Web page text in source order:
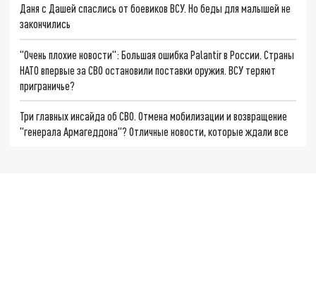
Даня с Дашей спаслись от боевиков ВСУ. Но беды для малышей не
закончились
"Очень плохие новости": Большая ошибка Palantir в России. Страны
НАТО впервые за СВО остановили поставки оружия. ВСУ теряют
приграничье?
Три главных инсайда об СВО. Отмена мобилизации и возвращение
"генерала Армагеддона"? Отличные новости, которые ждали все